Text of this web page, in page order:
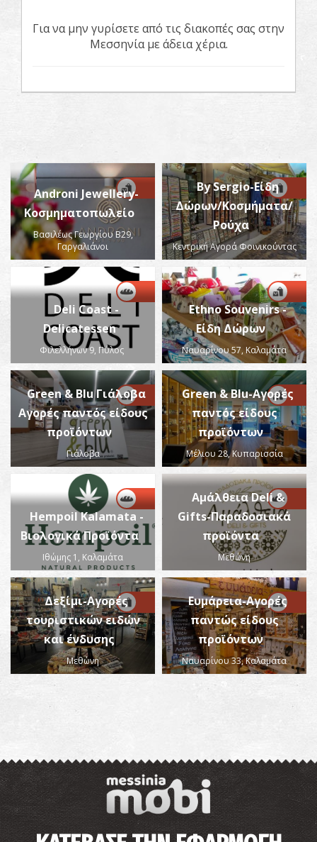
Για να μην γυρίσετε από τις διακοπές σας στην
Μεσσηνία με άδεια χέρια.
Androni Jewellery-
Κοσμηματοπωλείο
Βασιλέως Γεωργίου Β29,
Γαργαλιάνοι
By Sergio-Είδη
Δώρων/Κοσμήματα/
Ρούχα
Κεντρική Αγορά Φοινικούντας
Deli Coast -
Delicatessen
Φιλελλήνων 9, Πύλος
Ethno Souvenirs -
Είδη Δώρων
Ναυαρίνου 57, Καλαμάτα
Green & Blu Γιάλοβα
Αγορές παντός είδους
προϊόντων
Γιάλοβα
Green & Blu-Αγορές
παντός είδους
προϊόντων
Μέλιου 28, Κυπαρισσία
Hempoil Kalamata -
Βιολογικά Προϊόντα
Ιθώμης 1, Καλαμάτα
Αμάλθεια Deli &
Gifts-Παραδοσιακά
προϊόντα
Μεθώνη
Δεξίμι-Αγορές
τουριστικών ειδών
και ένδυσης
Μεθώνη
Ευμάρεια-Αγορές
παντώς είδους
προϊόντων
Ναυαρίνου 33, Καλαμάτα